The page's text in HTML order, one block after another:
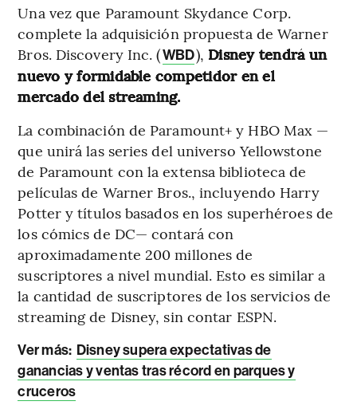
Una vez que Paramount Skydance Corp.
complete la adquisición propuesta de Warner
Bros. Discovery Inc. (WBD), Disney tendrá un
nuevo y formidable competidor en el
mercado del streaming.
La combinación de Paramount+ y HBO Max —
que unirá las series del universo Yellowstone
de Paramount con la extensa biblioteca de
películas de Warner Bros., incluyendo Harry
Potter y títulos basados ​​en los superhéroes de
los cómics de DC— contará con
aproximadamente 200 millones de
suscriptores a nivel mundial. Esto es similar a
la cantidad de suscriptores de los servicios de
streaming de Disney, sin contar ESPN.
Ver más: Disney supera expectativas de
ganancias y ventas tras récord en parques y
cruceros